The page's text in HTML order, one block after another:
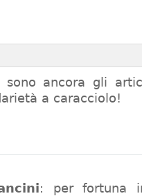
ancora gli
a caracciolo!
: per fortuna